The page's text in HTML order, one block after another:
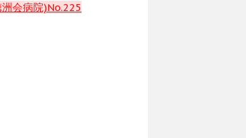
会病院)No.225